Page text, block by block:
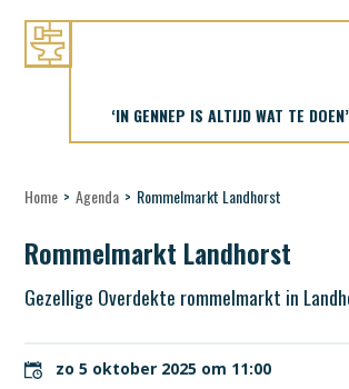
‘IN GENNEP IS ALTIJD WAT TE DOEN’
Home > Agenda > Rommelmarkt Landhorst
Rommelmarkt Landhorst
Gezellige Overdekte rommelmarkt in
zo 5 oktober 2025 om 11:00